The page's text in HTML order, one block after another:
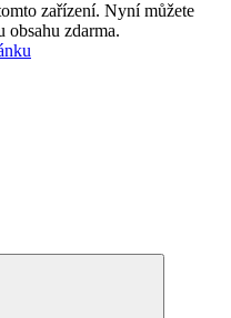
zařízení. Nyní můžete
obsahu zdarma.